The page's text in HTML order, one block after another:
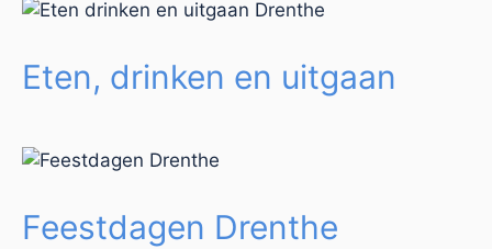
Eten, drinken en uitgaan
Feestdagen Drenthe